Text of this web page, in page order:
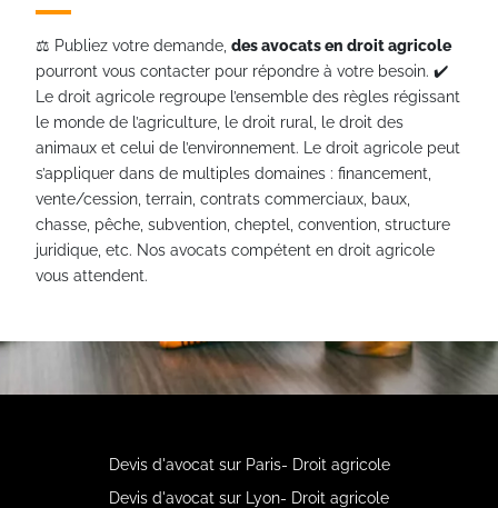
⚖️ Publiez votre demande, des avocats en droit agricole
pourront vous contacter pour répondre à votre besoin. ✔️
Le droit agricole regroupe l’ensemble des règles régissant
le monde de l’agriculture, le droit rural, le droit des
animaux et celui de l’environnement. Le droit agricole peut
s’appliquer dans de multiples domaines : financement,
vente/cession, terrain, contrats commerciaux, baux,
chasse, pêche, subvention, cheptel, convention, structure
juridique, etc. Nos avocats compétent en droit agricole
vous attendent.
Devis d'avocat sur Paris- Droit agricole
Devis d'avocat sur Lyon- Droit agricole